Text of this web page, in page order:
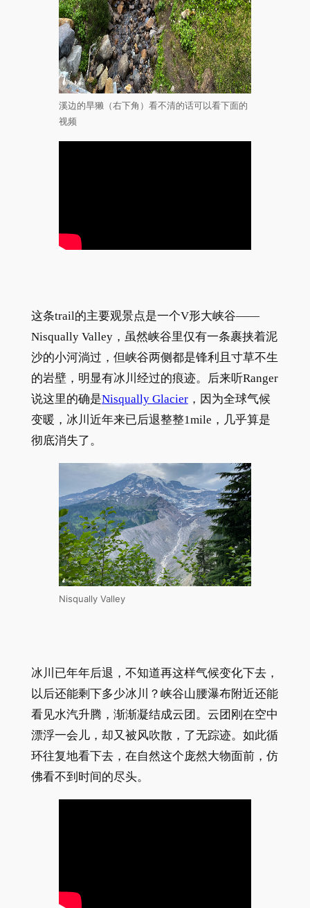
溪边的旱獭（右下角）看不清的话可以看下面的
视频
这条trail的主要观景点是一个V形大峡谷——
Nisqually Valley，虽然峡谷里仅有一条裹挟着泥
沙的小河淌过，但峡谷两侧都是锋利且寸草不生
的岩壁，明显有冰川经过的痕迹。后来听Ranger
说这里的确是Nisqually Glacier，因为全球气候
变暖，冰川近年来已后退整整1mile，几乎算是
彻底消失了。
Nisqually Valley
冰川已年年后退，不知道再这样气候变化下去，
以后还能剩下多少冰川？峡谷山腰瀑布附近还能
看见水汽升腾，渐渐凝结成云团。云团刚在空中
漂浮一会儿，却又被风吹散，了无踪迹。如此循
环往复地看下去，在自然这个庞然大物面前，仿
佛看不到时间的尽头。